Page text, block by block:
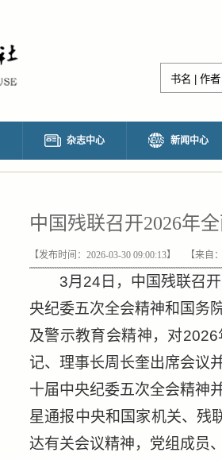
杂志中心 新闻中心
中国残联召开2026年
【发布时间：2026-03-30 09:00:13】 【来自：
3月24日，中国残联召
央纪委五次全会精神和国务
及警示教育会精神，对
记、理事长周长奎出席会议
十届中央纪委五次全会精神
星通报中央和国家机关、残
达有关会议精神，党组成员